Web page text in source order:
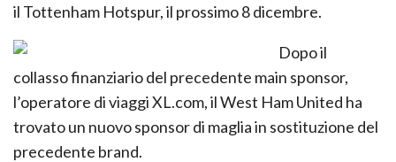
il Tottenham Hotspur, il prossimo 8 dicembre.
Dopo il
collasso finanziario del precedente main sponsor,
l’operatore di viaggi XL.com, il West Ham United ha
trovato un nuovo sponsor di maglia in sostituzione del
precedente brand.